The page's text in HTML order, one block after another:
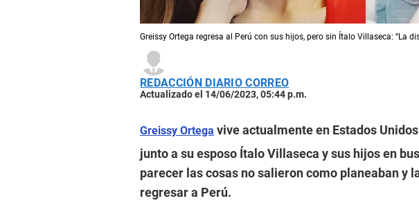
Greissy Ortega regresa al Perú con sus hijos, pero sin Ítalo Villaseca: “La
REDACCIÓN DIARIO CORREO
Actualizado el 14/06/2023, 05:44 p.m.
Greissy Ortega vive actualmente en Estados
junto a su esposo Ítalo Villaseca y sus hijos en
parecer las cosas no salieron como planeaban y
regresar a Perú.